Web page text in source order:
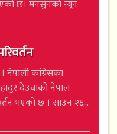
छ। मनसुनको न्यून
नेपाली कांग्रेसका
देउवाको नेपाल
भएको छ । साउन २६...